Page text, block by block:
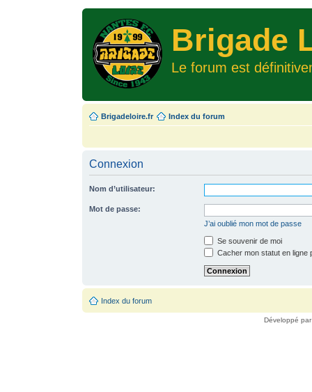
Brigade
Le forum est
Brigadeloire.fr Index du forum
Connexion
Nom d’utilisateur:
Mot de passe:
J’ai oublié mon mot de passe
Se souvenir de moi
Cacher mon statut en ligne
Index du forum
Développé